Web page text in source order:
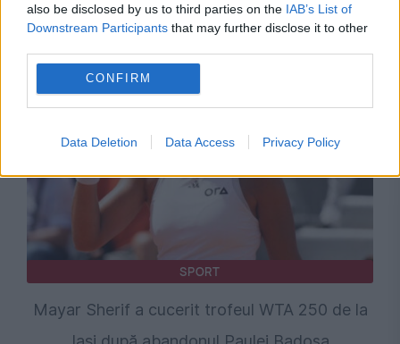
also be disclosed by us to third parties on the IAB’s List of
Downstream Participants that may further disclose it to other
CONFIRM
Data Deletion Data Access Privacy Policy
Campioana României, eliminată din
preliminariile Ligii Campionilor
SPORT
Mayar Sherif a cucerit trofeul WTA 250 de la